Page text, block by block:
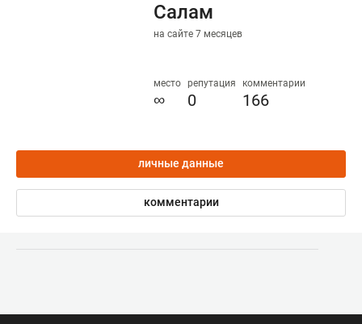
Салам
на сайте 7 месяцев
место
∞
репутация
0
комментарии
166
личные данные
комментарии